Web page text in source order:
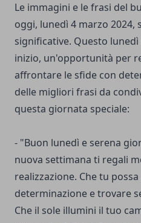
Le immagini e le frasi del
oggi, lunedì 4 marzo
significative. Questo
inizio, un'opportunità per
affrontare le sfide con
delle migliori frasi da
questa giornata speciale:
- "Buon lunedì e serena
nuova settimana ti regali
realizzazione. Che tu
determinazione e trovare
Che il sole illumini il tuo